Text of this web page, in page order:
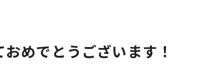
めでとうございます！